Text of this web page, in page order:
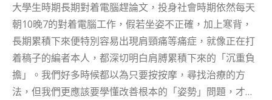
大學生時期長期對着電腦趕論文，投身社會時期依然每天
朝10晚7的對着電腦工作，假若坐姿不正確，加上寒背，
長期累積下來便特別容易出現肩頸痛等痛症，就像正在打
着稿子的編者本人，都深切明白肩膊累積下來的「沉重負
擔」。我們好多時候都以為只要按按摩，尋找治療的方
法，但我們更應該要學懂改善根本的「姿勢」問題，才可